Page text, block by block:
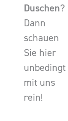
Duschen?
Dann
schauen
Sie hier
unbedingt
mit uns
rein!